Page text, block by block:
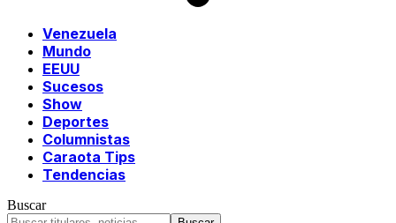
Venezuela
Mundo
EEUU
Sucesos
Show
Deportes
Columnistas
Caraota Tips
Tendencias
Buscar